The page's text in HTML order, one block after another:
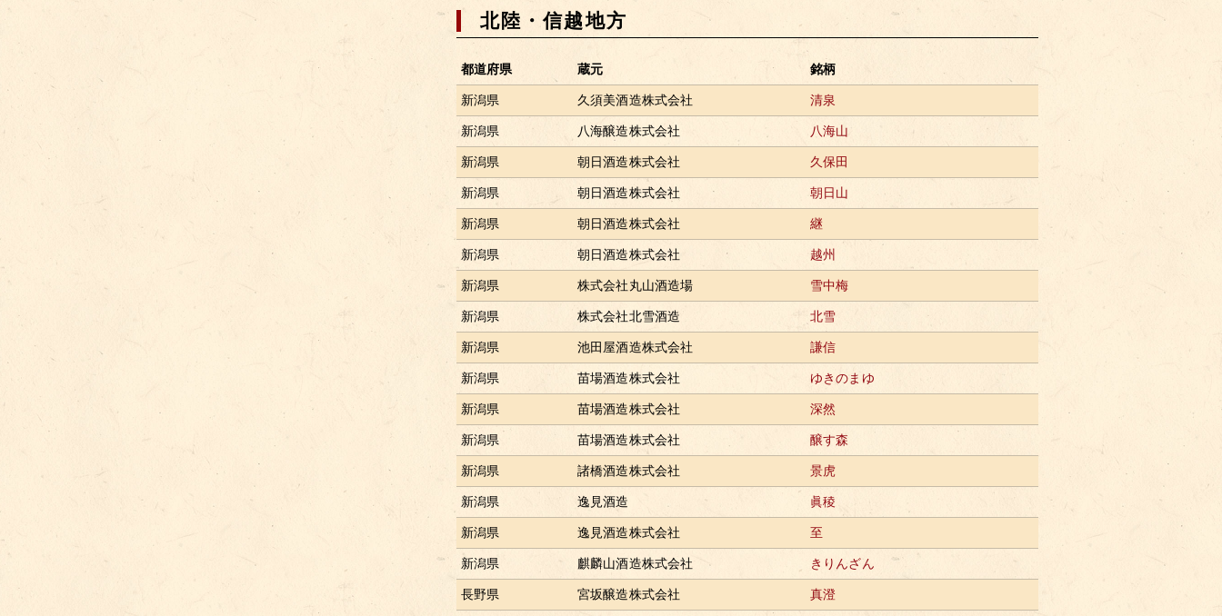
北陸・信越地方
都道府県 蔵元 銘柄
新潟県 久須美酒造株式会社 清泉
新潟県 八海醸造株式会社 八海山
新潟県 朝日酒造株式会社 久保田
新潟県 朝日酒造株式会社 朝日山
新潟県 朝日酒造株式会社 継
新潟県 朝日酒造株式会社 越州
新潟県 株式会社丸山酒造場 雪中梅
新潟県 株式会社北雪酒造 北雪
新潟県 池田屋酒造株式会社 謙信
新潟県 苗場酒造株式会社 ゆきのまゆ
新潟県 苗場酒造株式会社 深然
新潟県 苗場酒造株式会社 醸す森
新潟県 諸橋酒造株式会社 景虎
新潟県 逸見酒造 眞稜
新潟県 逸見酒造株式会社 至
新潟県 麒麟山酒造株式会社 きりんざん
長野県 宮坂醸造株式会社 真澄